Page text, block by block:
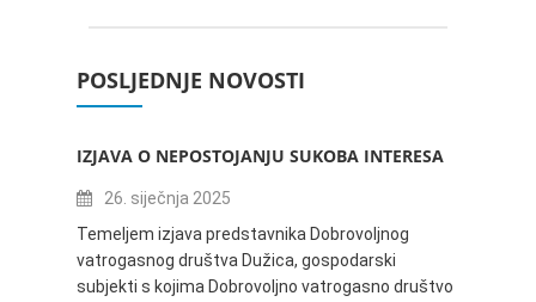
POSLJEDNJE NOVOSTI
IZJAVA O NEPOSTOJANJU SUKOBA INTERESA
26. siječnja 2025
Temeljem izjava predstavnika Dobrovoljnog
vatrogasnog društva Dužica, gospodarski
subjekti s kojima Dobrovoljno vatrogasno društvo